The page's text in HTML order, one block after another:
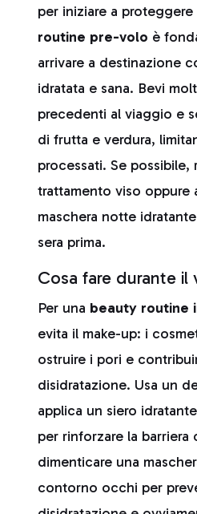
per iniziare a
routine pre-volo è
arrivare a destinazione
idratata e sana. Bevi
precedenti al viaggio e
di frutta e verdura,
processati. Se possibile,
trattamento viso oppure
maschera notte
sera prima.
Cosa fare durante il
Per una beauty routine
evita il make-up: i
ostruire i pori e
disidratazione. Usa un
applica un siero
per rinforzare la barriera
dimenticare una
contorno occhi per